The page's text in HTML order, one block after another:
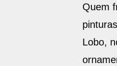
Quem
Lobo,